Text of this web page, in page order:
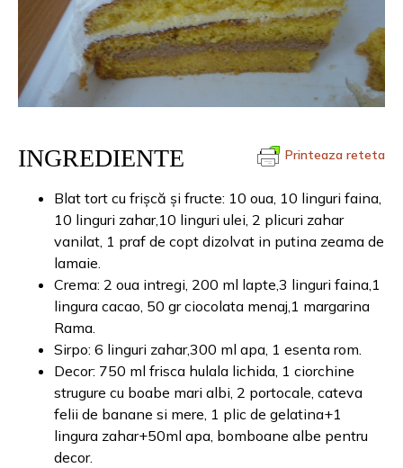
Printeaza reteta
INGREDIENTE
Blat tort cu frișcă și fructe: 10 oua, 10 linguri faina,
10 linguri zahar,10 linguri ulei, 2 plicuri zahar
vanilat, 1 praf de copt dizolvat in putina zeama de
lamaie.
Crema: 2 oua intregi, 200 ml lapte,3 linguri faina,1
lingura cacao, 50 gr ciocolata menaj,1 margarina
Rama.
Sirpo: 6 linguri zahar,300 ml apa, 1 esenta rom.
Decor: 750 ml frisca hulala lichida, 1 ciorchine
strugure cu boabe mari albi, 2 portocale, cateva
felii de banane si mere, 1 plic de gelatina+1
lingura zahar+50ml apa, bomboane albe pentru
decor.